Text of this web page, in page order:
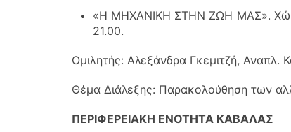
«Η ΜΗΧΑΝΙΚΗ ΣΤΗΝ ΖΩΗ ΜΑΣ».
21.00.
Ομιλητής: Αλεξάνδρα Γκεμιτζή,
Θέμα Διάλεξης: Παρακολούθηση των
ΠΕΡΙΦΕΡΕΙΑΚΗ ΕΝΟΤΗΤΑ ΚΑΒΑΛΑΣ